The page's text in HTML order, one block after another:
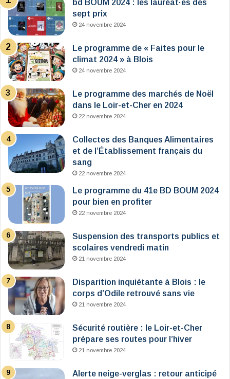
bd BOUM 2024 : les lauréat·es des
sept prix
24 novembre 2024
Le programme de « Faites pour le
climat 2024 » à Blois
24 novembre 2024
Le programme des marchés de Noël
dans le Loir-et-Cher en 2024
22 novembre 2024
Collectes des Banques Alimentaires
et de l’Établissement français du
sang
22 novembre 2024
Le programme du 41e BD BOUM 2024
pour bien en profiter
22 novembre 2024
Suspension des transports publics et
scolaires vendredi matin
21 novembre 2024
Disparition inquiétante à Blois : le
corps d’Odile retrouvé sans vie
21 novembre 2024
Sécurité routière : le Loir-et-Cher
prépare ses routes pour l’hiver
21 novembre 2024
Alerte neige-verglas : retour anticipé